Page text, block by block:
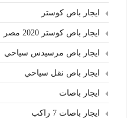
ايجار باص كوستر
ايجار باص كوستر 2020 مصر
ايجار باص مرسيدس سياحي
ايجار باص نقل سياحي
ايجار باصات
ايجار باصات 7 راكب